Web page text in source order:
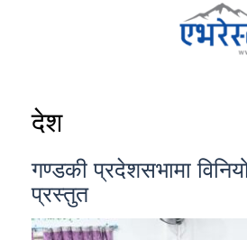
देश
गण्डकी प्रदेशसभामा
प्रस्तुत